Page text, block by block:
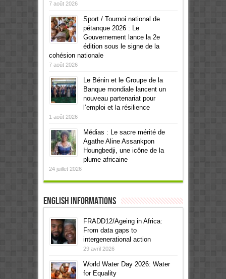
7 août 2026
Sport / Tournoi national de
pétanque 2026 : Le
Gouvernement lance la 2e
édition sous le signe de la
cohésion nationale
7 août 2026
Le Bénin et le Groupe de la
Banque mondiale lancent un
nouveau partenariat pour
l’emploi et la résilience
1 août 2026
Médias : Le sacre mérité de
Agathe Aline Assankpon
Houngbedji, une icône de la
plume africaine
24 juillet 2026
English informations
FRADD12/Ageing in Africa:
From data gaps to
intergenerational action
29 avril 2026
World Water Day 2026: Water
for Equality